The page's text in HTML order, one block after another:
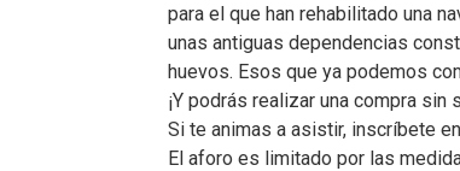
para el que han rehabilitado una
unas antiguas dependencias
huevos. Esos que ya podemos
¡Y podrás realizar una compra sin
Si te animas a asistir, inscríbete
El aforo es limitado por las